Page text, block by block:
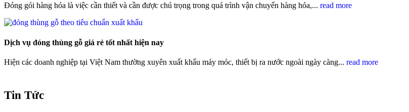
Đóng gói hàng hóa là việc cần thiết và cần được chú trọng trong quá trình vận chuyển hàng hóa,... read more
Dịch vụ đóng thùng gỗ giá rẻ tốt nhất hiện nay
Hiện các doanh nghiệp tại Việt Nam thường xuyên xuất khẩu máy móc, thiết bị ra nước ngoài ngày càng... read more
Tin Tức